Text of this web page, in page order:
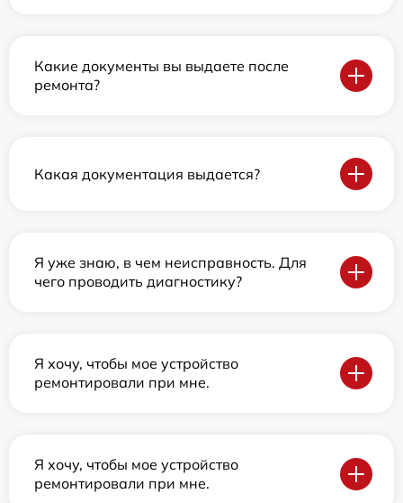
Какие документы вы выдаете после
ремонта?
Какая документация выдается?
Я уже знаю, в чем неисправность. Для
чего проводить диагностику?
Я хочу, чтобы мое устройство
ремонтировали при мне.
Я хочу, чтобы мое устройство
ремонтировали при мне.